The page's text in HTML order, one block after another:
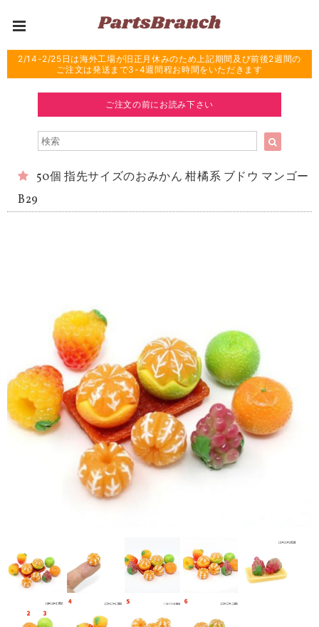
2/14-2/25日は海外工場が旧正月休みのため上記期間及び前後2週間の
ご注文は発送まで3-4週間程お時間をいただきます
ご注文の前にお読み下さい
50個 指先サイズのおみかん 柑橘系 ブドウ マンゴー
B29